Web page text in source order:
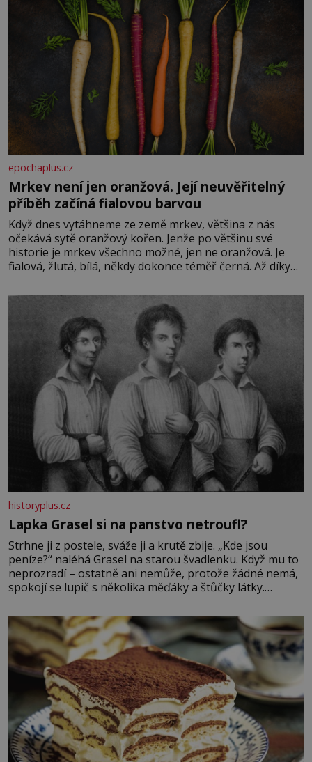
epochaplus.cz
Mrkev není jen oranžová. Její neuvěřitelný
příběh začíná fialovou barvou
Když dnes vytáhneme ze země mrkev, většina z nás
očekává sytě oranžový kořen. Jenže po většinu své
historie je mrkev všechno možné, jen ne oranžová. Je
fialová, žlutá, bílá, někdy dokonce téměř černá. Až díky
bez které si českou zahradu ani nedokážeme představit.
historyplus.cz
Lapka Grasel si na panstvo netroufl?
Strhne ji z postele, sváže ji a krutě zbije. „Kde jsou
peníze?“ naléhá Grasel na starou švadlenku. Když mu to
neprozradí – ostatně ani nemůže, protože žádné nemá,
spokojí se lupič s několika měďáky a štůčky látky.
krutý. Jeho činy budí hrůzu ještě dlouho po jeho smrti